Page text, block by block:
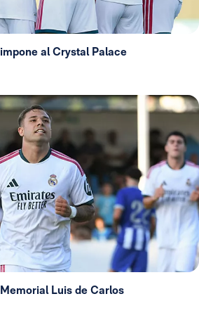
al Crystal Palace
Luis de Carlos